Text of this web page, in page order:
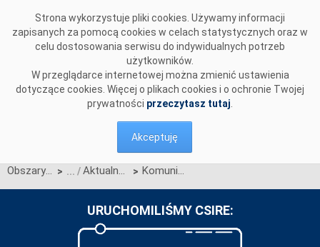
Strona wykorzystuje pliki cookies. Używamy informacji
zapisanych za pomocą cookies w celach statystycznych oraz w
celu dostosowania serwisu do indywidualnych potrzeb
użytkowników.
W przeglądarce internetowej można zmienić ustawienia
dotyczące cookies. Więcej o plikach cookies i o ochronie Twojej
prywatności przeczytasz tutaj
Akceptuję
Obszary działalności > Aktualności OIRE > Komunikat OIRE w sprawie działania Portalu Obsługi Migracji w I kwartale 2026 r.
URUCHOMILIŚMY CSIRE: